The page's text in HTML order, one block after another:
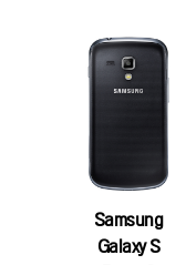
Samsung
Galaxy S